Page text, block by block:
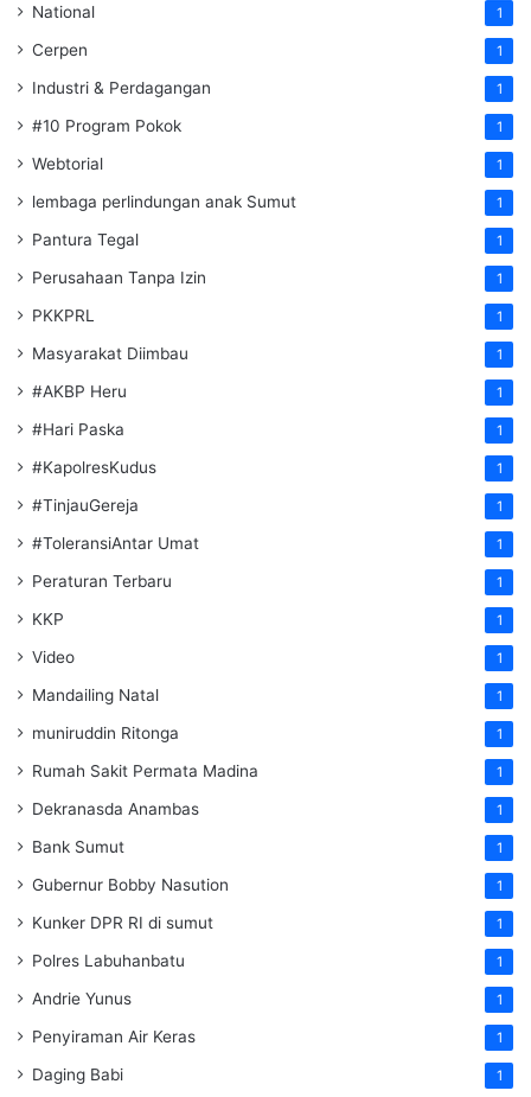
National 1
Cerpen 1
Industri & Perdagangan 1
#10 Program Pokok 1
Webtorial 1
lembaga perlindungan anak Sumut 1
Pantura Tegal 1
Perusahaan Tanpa Izin 1
PKKPRL 1
Masyarakat Diimbau 1
#AKBP Heru 1
#Hari Paska 1
#KapolresKudus 1
#TinjauGereja 1
#ToleransiAntar Umat 1
Peraturan Terbaru 1
KKP 1
Video 1
Mandailing Natal 1
muniruddin Ritonga 1
Rumah Sakit Permata Madina 1
Dekranasda Anambas 1
Bank Sumut 1
Gubernur Bobby Nasution 1
Kunker DPR RI di sumut 1
Polres Labuhanbatu 1
Andrie Yunus 1
Penyiraman Air Keras 1
Daging Babi 1